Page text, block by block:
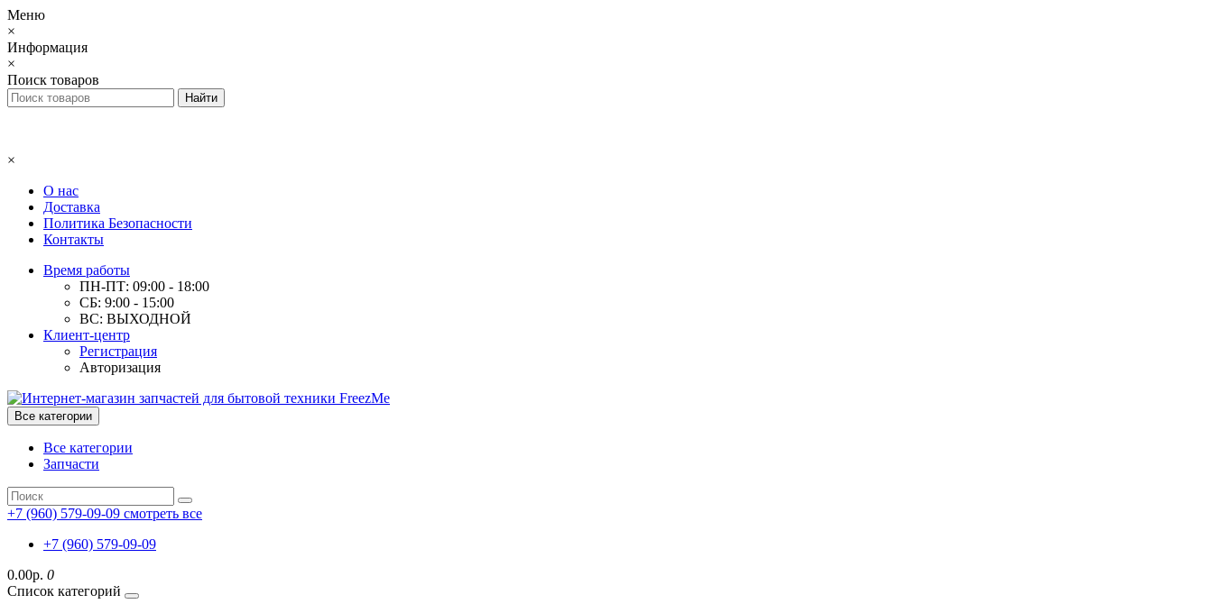
Меню
×
Информация
×
Поиск товаров
×
О нас
Доставка
Политика Безопасности
Контакты
Время работы
ПН-ПТ: 09:00 - 18:00
СБ: 9:00 - 15:00
ВС: ВЫХОДНОЙ
Клиент-центр
Регистрация
Авторизация
Все категории
Все категории
Запчасти
+7 (960) 579-09-09 смотреть все
+7 (960) 579-09-09
0.00р. 0
Список категорий